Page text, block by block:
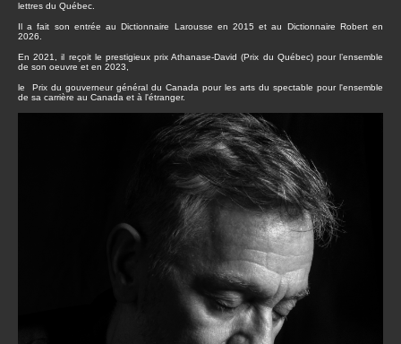
lettres du Québec.
Il a fait son entrée au Dictionnaire Larousse en 2015 et au Dictionnaire Robert en
2026.
En 2021, il reçoit le prestigieux prix Athanase-David (Prix du Québec) pour l’ensemble
de son oeuvre et en 2023,
le Prix du gouverneur général du Canada pour les arts du spectable pour l'ensemble
de sa carrière au Canada et à l'étranger.